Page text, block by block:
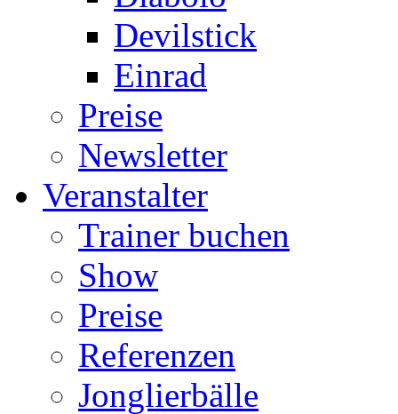
Devilstick
Einrad
Preise
Newsletter
Veranstalter
Trainer buchen
Show
Preise
Referenzen
Jonglierbälle